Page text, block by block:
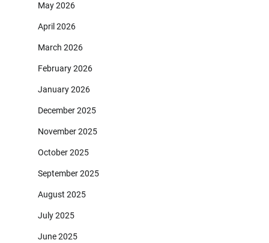
May 2026
April 2026
March 2026
February 2026
January 2026
December 2025
November 2025
October 2025
September 2025
August 2025
July 2025
June 2025